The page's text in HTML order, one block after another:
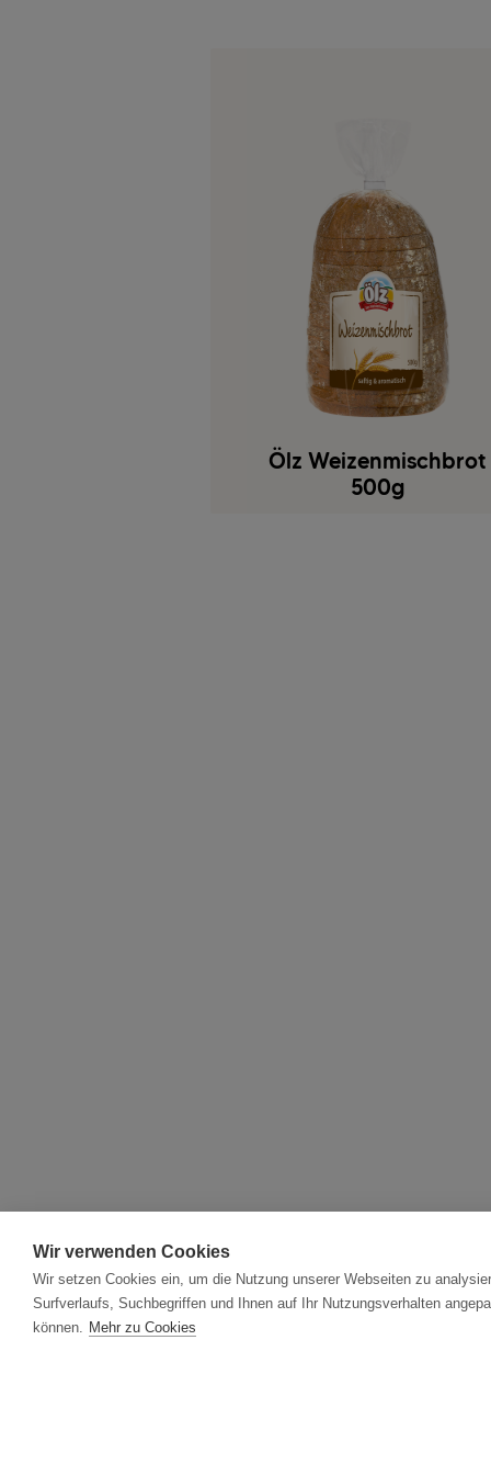
Ölz Weizenmischbrot
500g
Wir verwenden Cookies
Wir setzen Cookies ein, um die Nutzung unserer Webseiten zu
Surfverlaufs, Suchbegriffen und Ihnen auf Ihr Nutzungsverhalten
können. Mehr zu Cookies